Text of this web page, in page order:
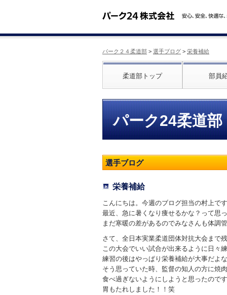
パーク２４柔道部 > 選手ブログ > 栄養補給
柔道部トップ 部員
パーク24柔道部
選手ブログ
栄養補給
こんにちは。今週のブログ担当の村上で
最近、急に暑くなり痩せるかな？って思
まだ寒暖の差があるのでみなさんも体調
さて、全日本実業柔道団体対抗大会まで
この大会でいい試合が出来るように日々
練習の後はやっぱり栄養補給が大事だよ
そう思っていた時、監督の知人の方に焼
食べ過ぎないようにしようと思ったので
胃もたれしました！！笑